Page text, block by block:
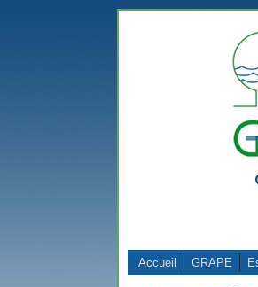
Accueil GRAPE